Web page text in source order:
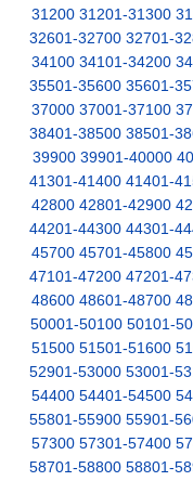
31200 31201-31300
32601-32700 32701-
34100 34101-34200
35501-35600 35601-
37000 37001-37100
38401-38500 38501-
39900 39901-40000
41301-41400 41401-
42800 42801-42900
44201-44300 44301-
45700 45701-45800
47101-47200 47201-
48600 48601-48700
50001-50100 50101-
51500 51501-51600
52901-53000 53001-
54400 54401-54500
55801-55900 55901-
57300 57301-57400
58701-58800 58801-